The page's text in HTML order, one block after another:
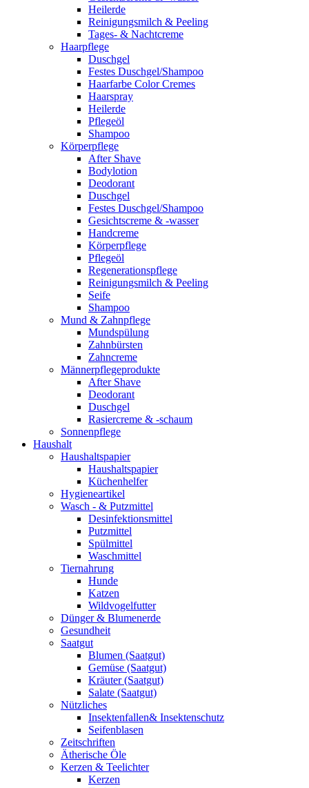
Heilerde
Reinigungsmilch & Peeling
Tages- & Nachtcreme
Haarpflege
Duschgel
Festes Duschgel/Shampoo
Haarfarbe Color Cremes
Haarspray
Heilerde
Pflegeöl
Shampoo
Körperpflege
After Shave
Bodylotion
Deodorant
Duschgel
Festes Duschgel/Shampoo
Gesichtscreme & -wasser
Handcreme
Körperpflege
Pflegeöl
Regenerationspflege
Reinigungsmilch & Peeling
Seife
Shampoo
Mund & Zahnpflege
Mundspülung
Zahnbürsten
Zahncreme
Männerpflegeprodukte
After Shave
Deodorant
Duschgel
Rasiercreme & -schaum
Sonnenpflege
Haushalt
Haushaltspapier
Haushaltspapier
Küchenhelfer
Hygieneartikel
Wasch - & Putzmittel
Desinfektionsmittel
Putzmittel
Spülmittel
Waschmittel
Tiernahrung
Hunde
Katzen
Wildvogelfutter
Dünger & Blumenerde
Gesundheit
Saatgut
Blumen (Saatgut)
Gemüse (Saatgut)
Kräuter (Saatgut)
Salate (Saatgut)
Nützliches
Insektenfallen& Insektenschutz
Seifenblasen
Zeitschriften
Ätherische Öle
Kerzen & Teelichter
Kerzen